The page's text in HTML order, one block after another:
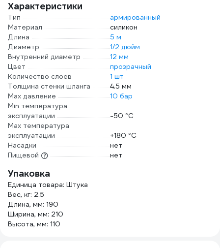
Характеристики
Тип
армированный
Материал
силикон
Длина
5 м
Диаметр
1/2 дюйм
Внутренний диаметр
12 мм
Цвет
прозрачный
Количество слоев
1 шт
Толщина стенки шланга
4.5 мм
Max давление
10 бар
Min температура
эксплуатации
-50 °С
Мах температура
эксплуатации
+180 °С
Насадки
нет
Пищевой
нет
Упаковка
Единица товара: Штука
Вес, кг: 2.5
Длина, мм: 190
Ширина, мм: 210
Высота, мм: 110